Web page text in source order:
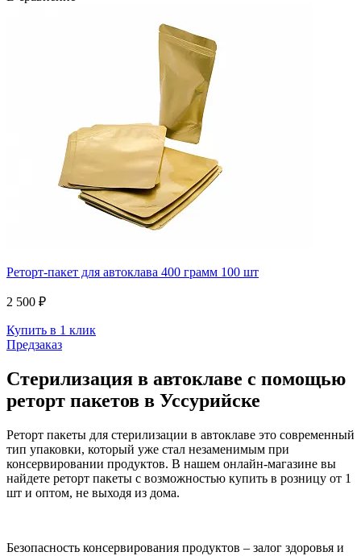
Реторт-пакет для автоклава 400 грамм 100 шт
2 500 ₽
Купить в 1 клик
Предзаказ
Стерилизация в автоклаве с помощью
реторт пакетов в Уссурийске
Реторт пакеты для стерилизации в автоклаве это современный
тип упаковки, который уже стал незаменимым при
консервировании продуктов. В нашем онлайн-магазине вы
найдете реторт пакеты с возможностью купить в розницу от 1
шт и оптом, не выходя из дома.
Безопасность консервирования продуктов – залог здоровья и